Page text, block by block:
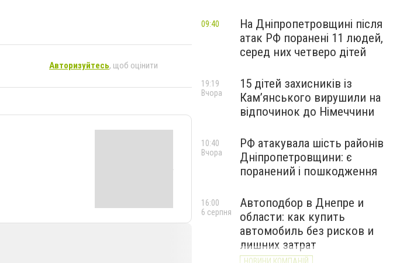
Авторизуйтесь, щоб оцінити
На Дніпропетровщині після
атак РФ поранені 11 людей,
серед них четверо дітей
09:40
15 дітей захисників із
Кам’янського вирушили на
відпочинок до Німеччини
19:19
Вчора
РФ атакувала шість районів
Дніпропетровщини: є
поранений і пошкодження
10:40
Вчора
Автоподбор в Днепре и
области: как купить
автомобиль без рисков и
лишних затрат
16:00
6 серпня